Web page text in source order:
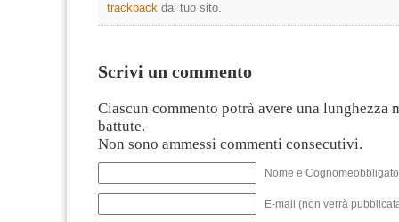
trackback dal tuo sito.
Scrivi un commento
Ciascun commento potrà avere una lunghezza
battute.
Non sono ammessi commenti consecutivi.
Nome e
E-mail (non verrà